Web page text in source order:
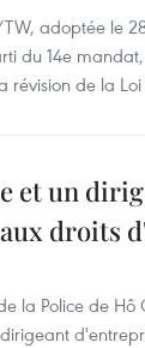
adoptée le
du 14e
révision de la
et un
droits
la Police de